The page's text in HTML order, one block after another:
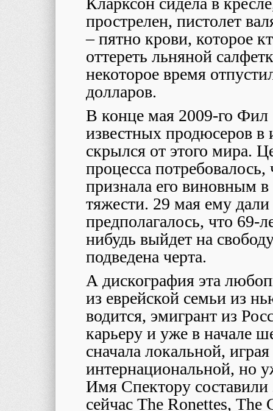
прострелен, пистолет
– пятно крови, которое
оттереть льняной
некоторое время
долларов.
В конце мая 2009-го
известных продюсеров в
скрылся от этого мира.
процесса
признала его виновным в
тяжести. 29 мая ему
предполагалось, что 69-
нибудь выйдет на
подведена черта.
А дискография эта
из еврейской семьи из
водится, эмигрант из
карьеру и уже в начале
сначала локальной,
интернациональной, но
Имя Спектору составили
сейчас The Ronettes,